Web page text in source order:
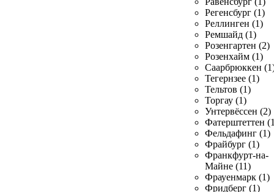
Регенсбург (1)
Реллинген (1)
Ремшайд (1)
Розенгартен (2)
Розенхайм (1)
Саарбрюккен
Тегернзее (1)
Тельтов (1)
Торгау (1)
Унтервёссен (2)
Фатерштеттен
Фельдафинг (1)
Фрайбург (1)
Франкфурт-на-
Майне (11)
Фрауенмарк (1)
Фридберг (1)